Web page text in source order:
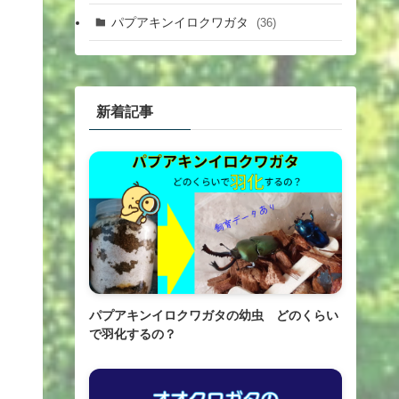
パプアキンイロクワガタ (36)
新着記事
パプアキンイロクワガタの幼虫 どのくらい
で羽化するの？